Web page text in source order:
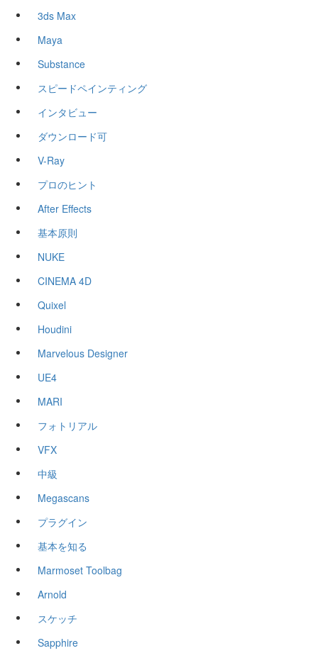
3ds Max
Maya
Substance
スピードペインティング
インタビュー
ダウンロード可
V-Ray
プロのヒント
After Effects
基本原則
NUKE
CINEMA 4D
Quixel
Houdini
Marvelous Designer
UE4
MARI
フォトリアル
VFX
中級
Megascans
プラグイン
基本を知る
Marmoset Toolbag
Arnold
スケッチ
Sapphire